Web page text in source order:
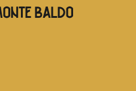
BALDO